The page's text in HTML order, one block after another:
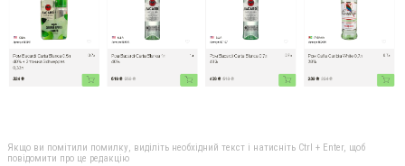
Якщо ви помітили помилку, виділіть необхідний текст і натисніть Ctrl + Enter, щоб
повідомити про це редакцію